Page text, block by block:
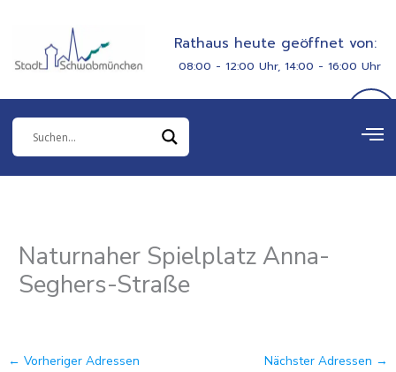
springen
Rathaus heute geöffnet von:
08:00 - 12:00 Uhr, 14:00 - 16:00 Uhr
Naturnaher Spielplatz Anna-
Seghers-Straße
← Vorheriger Adressen Nächster Adressen →